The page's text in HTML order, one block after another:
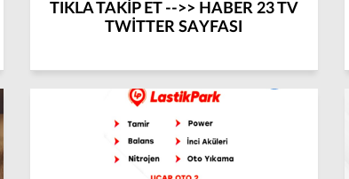
TIKLA TAKİP ET -->> HABER 23 TV
TWİTTER SAYFASI